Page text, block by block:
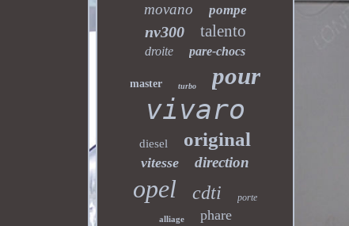
movano pompe
nv300 talento
droite pare-chocs
master turbo pour
vivaro
diesel original
vitesse direction
opel cdti porte
alliage phare